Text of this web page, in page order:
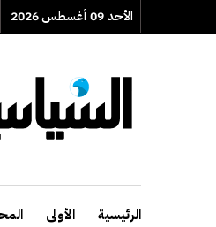
الأحد 09 أغسطس 2026
الرئيسية الأولى